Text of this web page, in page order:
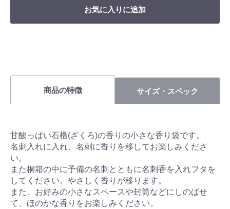
お気に入りに追加
商品の特徴 サイズ・スペック
甘酸っぱい石榴(ざくろ)の香りの小さな香り袋です。
名刺入れに入れ、名刺に香りを移してお楽しみくださ
い。
また桐箱の中に予備の名刺とともに名刺香を入れフタを
してください。やさしく香りが移ります。
また、お好みの小さなスペースや封筒などにしのばせ
て、ほのかな香りをお楽しみください。